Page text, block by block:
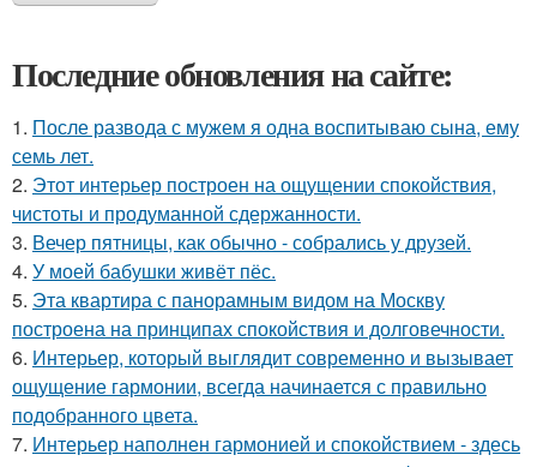
Последние обновления на сайте:
1. После развода с мужем я одна воспитываю сына, ему
семь лет.
2. Этот интерьер построен на ощущении спокойствия,
чистоты и продуманной сдержанности.
3. Вечер пятницы, как обычно - собрались у друзей.
4. У моей бабушки живёт пёс.
5. Эта квартира с панорамным видом на Москву
построена на принципах спокойствия и долговечности.
6. Интерьер, который выглядит современно и вызывает
ощущение гармонии, всегда начинается с правильно
подобранного цвета.
7. Интерьер наполнен гармонией и спокойствием - здесь